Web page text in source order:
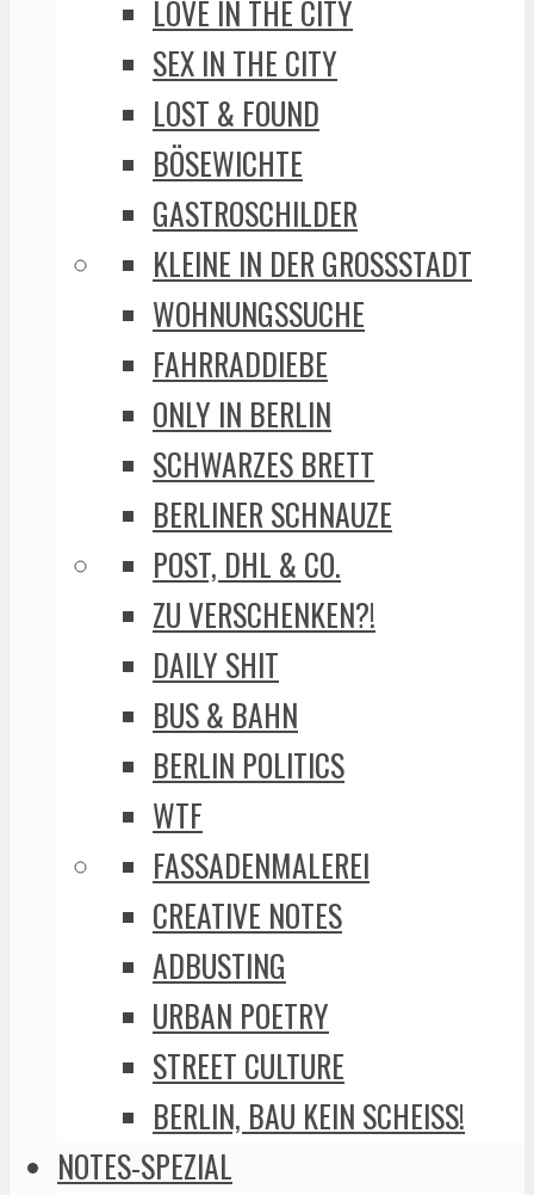
LOVE IN THE CITY
SEX IN THE CITY
LOST & FOUND
BÖSEWICHTE
GASTROSCHILDER
KLEINE IN DER GROSSSTADT
WOHNUNGSSUCHE
FAHRRADDIEBE
ONLY IN BERLIN
SCHWARZES BRETT
BERLINER SCHNAUZE
POST, DHL & CO.
ZU VERSCHENKEN?!
DAILY SHIT
BUS & BAHN
BERLIN POLITICS
WTF
FASSADENMALEREI
CREATIVE NOTES
ADBUSTING
URBAN POETRY
STREET CULTURE
BERLIN, BAU KEIN SCHEISS!
NOTES-SPEZIAL